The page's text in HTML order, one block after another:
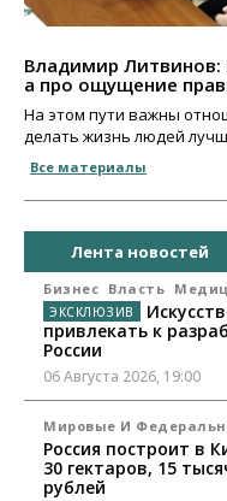
Владимир Литвинов:
а про ощущение
На этом пути важны
делать жизнь людей
Все материалы
Лента новостей
Бизнес Власть
привлекать к
России
06 Августа 2026, 19:00
Мировые И
Россия построит в
30 гектаров, 15
рублей